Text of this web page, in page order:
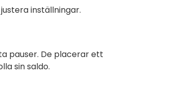
inställningar.
pauser. De placerar ett
sin saldo.